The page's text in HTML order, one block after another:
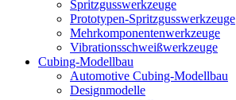
Spritzgusswerkzeuge
Prototypen-Spritzgusswerkzeuge
Mehrkomponentenwerkzeuge
Vibrationsschweißwerkzeuge
Cubing-Modellbau
Automotive Cubing-Modellbau
Designmodelle